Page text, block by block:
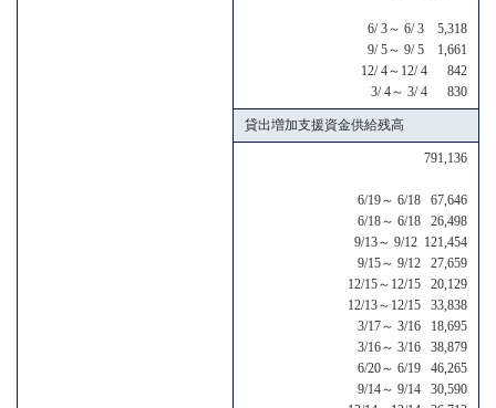
6/ 3～ 6/ 3 5,318
9/ 5～ 9/ 5 1,661
12/ 4～12/ 4 842
3/ 4～ 3/ 4 830
貸出増加支援資金供給残高
791,136
6/19～ 6/18 67,646
6/18～ 6/18 26,498
9/13～ 9/12 121,454
9/15～ 9/12 27,659
12/15～12/15 20,129
12/13～12/15 33,838
3/17～ 3/16 18,695
3/16～ 3/16 38,879
6/20～ 6/19 46,265
9/14～ 9/14 30,590